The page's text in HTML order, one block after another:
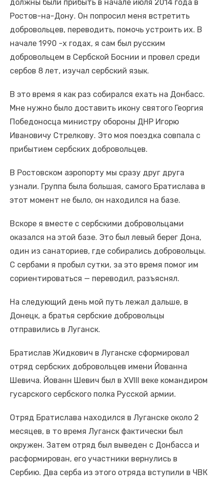
должны были прибыть в начале июля 2014 года в
Ростов-на-Дону. Он попросил меня встретить
добровольцев, переводить, помочь устроить их. В
начале 1990 -х годах, я сам был русским
добровольцем в Сербской Боснии и провел среди
сербов 8 лет, изучал сербский язык.
В это время я как раз собирался ехать на Донбасс.
Мне нужно было доставить икону святого Георгия
Победоносца министру обороны ДНР Игорю
Ивановичу Стрелкову. Это моя поездка совпала с
прибытием сербских добровольцев.
В Ростовском аэропорту мы сразу друг друга
узнали. Группа была большая, самого Братислава в
этот момент не было, он находился на базе.
Вскоре я вместе с сербскими добровольцами
оказался на этой базе. Это был левый берег Дона,
один из санаториев, где собирались добровольцы.
С сербами я пробыл сутки, за это время помог им
сориентироваться — переводил, разъяснял.
На следующий день мой путь лежал дальше, в
Донецк, а братья сербские добровольцы
отправились в Луганск.
Братислав Жидкович в Луганске сформировал
отряд сербских добровольцев имени Йованна
Шевича. Йованн Шевич был в XVIII веке командиром
гусарского сербского полка Русской армии.
Отряд Братислава находился в Луганске около 2
месяцев, в то время Луганск фактически был
окружен. Затем отряд был выведен с Донбасса и
расформирован, его участники вернулись в
Сербию. Два серба из этого отряда вступили в ЧВК